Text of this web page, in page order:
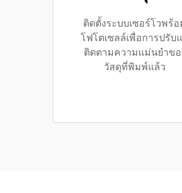
ติดตั้งระบบเซอร์โวพร้อ
โฟโตเซลล์เพื่อการปรับ
ติดตามความแม่นยำขอ
วัสดุที่พิมพ์แล้ว